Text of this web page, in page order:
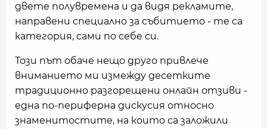
двете полувремена и да видя рекламите,
направени специално за събитието - те са
категория, сами по себе си.
Този път обаче нещо друго привлече
вниманието ми измежду десетките
традиционно разгорещени онлайн отзиви -
една по-периферна дискусия относно
знаменитостите, на които са заложили